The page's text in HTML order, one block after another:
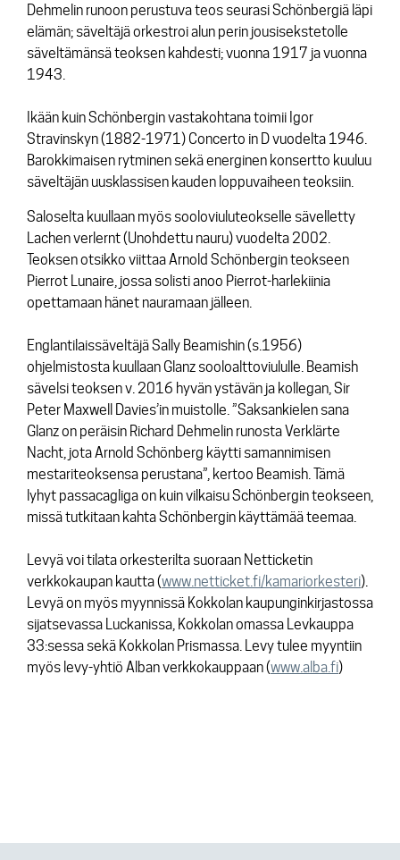
Dehmelin runoon perustuva teos seurasi Schönbergiä läpi
elämän; säveltäjä orkestroi alun perin jousisekstetolle
säveltämänsä teoksen kahdesti; vuonna 1917 ja vuonna
1943.
Ikään kuin Schönbergin vastakohtana toimii Igor
Stravinskyn (1882-1971) Concerto in Dvuodelta 1946.
Barokkimaisen rytminen sekä energinen konsertto kuuluu
säveltäjän uusklassisen kauden loppuvaiheen teoksiin.
Saloselta kuullaan myös sooloviuluteokselle sävelletty
Lachen verlernt(Unohdettu nauru) vuodelta 2002.
Teoksen otsikko viittaa Arnold Schönbergin teokseen
Pierrot Lunaire, jossa solisti anoo Pierrot-harlekiinia
opettamaan hänet nauramaan jälleen.
Englantilaissäveltäjä Sally Beamishin (s.1956)
ohjelmistosta kuullaan Glanz sooloalttoviululle. Beamish
sävelsi teoksen v. 2016 hyvän ystävän ja kollegan, Sir
Peter Maxwell Davies’in muistolle. ”Saksankielen sana
Glanz on peräisin Richard Dehmelin runosta Verklärte
Nacht, jota Arnold Schönberg käytti samannimisen
mestariteoksensa perustana”, kertoo Beamish. Tämä
lyhyt passacagliga on kuin vilkaisu Schönbergin teokseen,
missä tutkitaan kahta Schönbergin käyttämää teemaa.
Levyä voi tilata orkesterilta suoraan Netticketin
verkkokaupan kautta (www.netticket.fi/kamariorkesteri).
Levyä on myös myynnissä Kokkolan kaupunginkirjastossa
sijatsevassa Luckanissa, Kokkolan omassa Levkauppa
33:sessa sekä Kokkolan Prismassa. Levy tulee myyntiin
myös levy-yhtiö Alban verkkokauppaan (www.alba.fi)